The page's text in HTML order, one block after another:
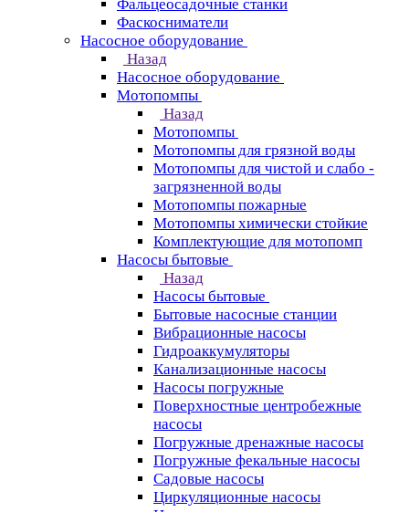
Фальцеосадочные станки
Фаскосниматели
Насосное оборудование
Назад
Насосное оборудование
Мотопомпы
Назад
Мотопомпы
Мотопомпы для грязной воды
Мотопомпы для чистой и слабо -
загрязненной воды
Мотопомпы пожарные
Мотопомпы химически стойкие
Комплектующие для мотопомп
Насосы бытовые
Назад
Насосы бытовые
Бытовые насосные станции
Вибрационные насосы
Гидроаккумуляторы
Канализационные насосы
Насосы погружные
Поверхностные центробежные
насосы
Погружные дренажные насосы
Погружные фекальные насосы
Садовые насосы
Циркуляционные насосы